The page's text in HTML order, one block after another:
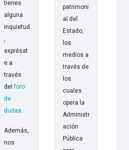
tienes
alguna
inquietud
,
exprésat
e a
través
delforo
de
dudas.
Además,
nos
patrimoni
al del
Estado,
los
medios a
través de
los
cuales
opera la
Administr
ación
Pública